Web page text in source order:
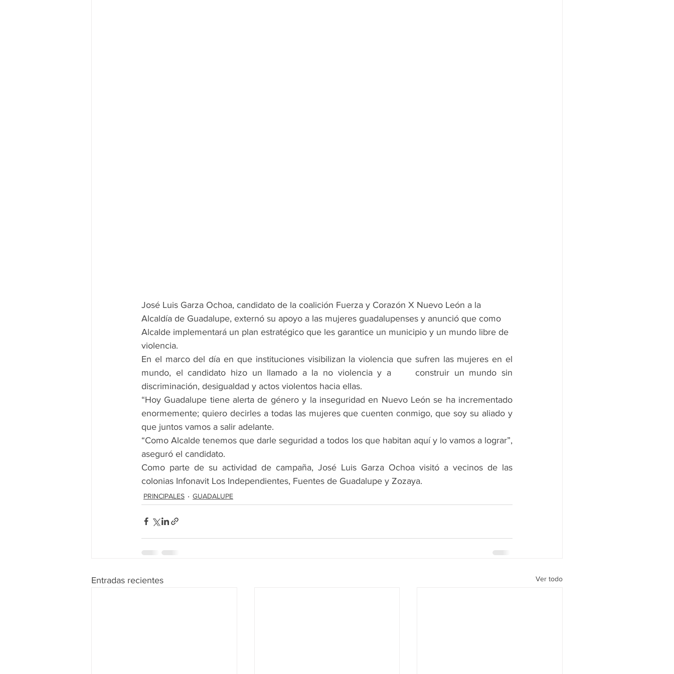
José Luis Garza Ochoa, candidato de la coalición Fuerza y Corazón X Nuevo León a la
Alcaldía de Guadalupe, externó su apoyo a las mujeres guadalupenses y anunció que como
Alcalde implementará un plan estratégico que les garantice un municipio y un mundo libre de
violencia.
En el marco del día en que instituciones visibilizan la violencia que sufren las mujeres en el
mundo, el candidato hizo un llamado a la no violencia y a     construir un mundo sin
discriminación, desigualdad y actos violentos hacia ellas.
“Hoy Guadalupe tiene alerta de género y la inseguridad en Nuevo León se ha incrementado
enormemente; quiero decirles a todas las mujeres que cuenten conmigo, que soy su aliado y
que juntos vamos a salir adelante.
“Como Alcalde tenemos que darle seguridad a todos los que habitan aquí y lo vamos a lograr”,
aseguró el candidato.
Como parte de su actividad de campaña, José Luis Garza Ochoa visitó a vecinos de las
colonias Infonavit Los Independientes, Fuentes de Guadalupe y Zozaya.
PRINCIPALES GUADALUPE
Entradas recientes Ver todo